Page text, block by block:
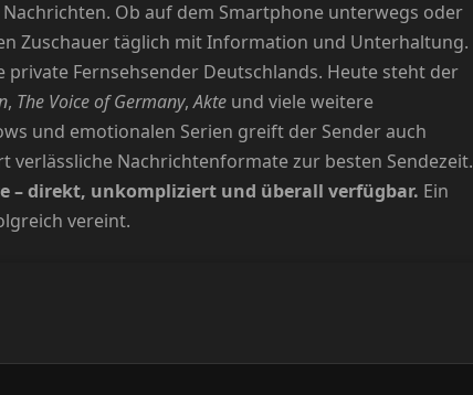
Ob auf dem Smartphone unterwegs oder
Zuschauer täglich mit Information und Unterhaltung.
Fernsehsender Deutschlands. Heute steht der
, The Voice of Germany,Akte und viele weitere
und emotionalen Serien greift der Sender auch
verlässliche Nachrichtenformate zur besten Sendezeit.
– direkt, unkompliziert und überall verfügbar. Ein
vereint.